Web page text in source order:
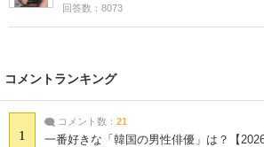
回答数：8073
コメントランキング
1
コメント数： 21
一番好きな「韓国の男性俳優」は？【